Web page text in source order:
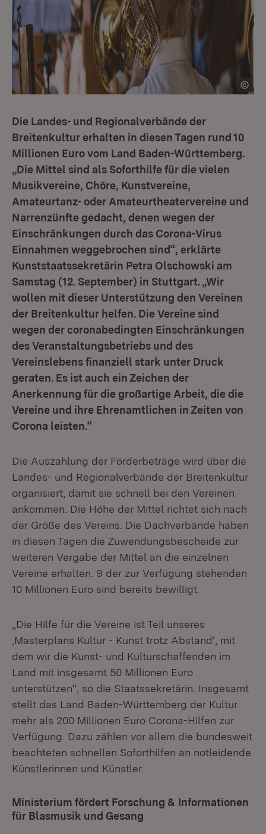
Die Landes- und Regionalverbände der
Breitenkultur erhalten in diesen Tagen rund 10
Millionen Euro vom Land Baden-Württemberg.
„Die Mittel sind als Soforthilfe für die vielen
Musikvereine, Chöre, Kunstvereine,
Amateurtanz- oder Amateurtheatervereine und
Narrenzünfte gedacht, denen wegen der
Einschränkungen durch das Corona-Virus
Einnahmen weggebrochen sind“, erklärte
Kunststaatssekretärin Petra Olschowski am
Samstag (12. September) in Stuttgart. „Wir
wollen mit dieser Unterstützung den Vereinen
der Breitenkultur helfen. Die Vereine sind
wegen der coronabedingten Einschränkungen
des Veranstaltungsbetriebs und des
Vereinslebens finanziell stark unter Druck
geraten. Es ist auch ein Zeichen der
Anerkennung für die großartige Arbeit, die die
Vereine und ihre Ehrenamtlichen in Zeiten von
Corona leisten.“
Die Auszahlung der Förderbeträge wird über die
Landes- und Regionalverbände der Breitenkultur
organisiert, damit sie schnell bei den Vereinen
ankommen. Die Höhe der Mittel richtet sich nach
der Größe des Vereins. Die Dachverbände haben
in diesen Tagen die Zuwendungsbescheide zur
weiteren Vergabe der Mittel an die einzelnen
Vereine erhalten. 9 der zur Verfügung stehenden
10 Millionen Euro sind bereits bewilligt.
„Die Hilfe für die Vereine ist Teil unseres
‚Masterplans Kultur - Kunst trotz Abstand‘, mit
dem wir die Kunst- und Kulturschaffenden im
Land mit insgesamt 50 Millionen Euro
unterstützen“, so die Staatssekretärin. Insgesamt
stellt das Land Baden-Württemberg der Kultur
mehr als 200 Millionen Euro Corona-Hilfen zur
Verfügung. Dazu zählen vor allem die bundesweit
beachteten schnellen Soforthilfen an notleidende
Künstlerinnen und Künstler.
Ministerium fördert Forschung & Informationen
für Blasmusik und Gesang